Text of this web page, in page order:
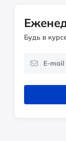
Будь в